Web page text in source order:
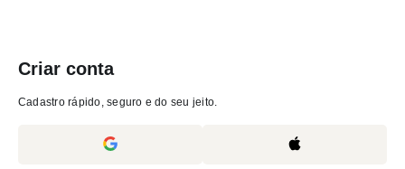
Criar conta
Cadastro rápido, seguro e do seu jeito.